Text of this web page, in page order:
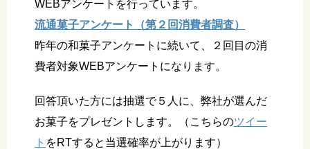
WEBアンケートを行っています。
流通菓子アンケート（第２回消費者調査）
昨年の和菓子アンケートに続いて、２回目の消
費者対象WEBアンケートになります。
回答頂いた方には抽選で５人に、弊社が選んだ
お菓子をプレゼントします。（こちらのツイー
ト をRTすると当選確率が上がります）